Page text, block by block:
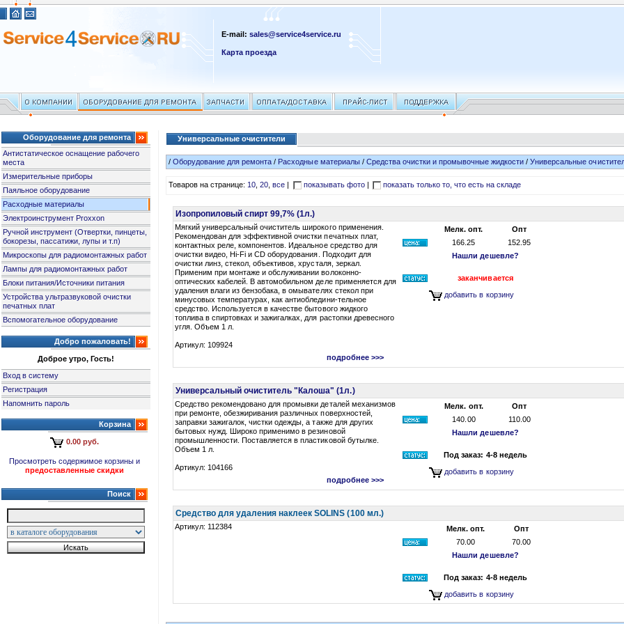
E-mail:sales@service4service.ru
Карта проезда
Оборудование для ремонта
Антистатическое оснащение рабочего
места
Измерительные приборы
Паяльное оборудование
Расходные материалы
Электроинструмент Proxxon
Ручной инструмент (Отвертки, пинцеты,
бокорезы, пассатижи, лупы и т.п)
Микроскопы для радиомонтажных работ
Лампы для радиомонтажных работ
Блоки питания/Источники питания
Устройства ультразвуковой очистки
печатных плат
Вспомогательное оборудование
Добро пожаловать!
Доброе утро, Гость!
Вход в систему
Регистрация
Напомнить пароль
Корзина
0.00 руб.
Просмотреть содержимое корзины и
предоставленные скидки
Поиск
Универсальные очистители
/Оборудование для ремонта / Расходные материалы/ Средства очистки и промывочные жидкости /Универсальные
Товаров на странице:10,20,все показывать фото| показать только то, что есть на складе
Изопропиловый спирт 99,7% (1л.)
Мягкий универсальный очиститель широкого применения.
Рекомендован для эффективной очистки печатных плат,
контактных реле, компонентов. Идеальное средство для
очистки видео, Hi-Fi и CD оборудования. Подходит для
очистки линз, стекол, объективов, хрусталя, зеркал.
Применим при монтаже и обслуживании волоконно-
оптических кабелей. В автомобильном деле применяется для
удаления влаги из бензобака, в омывателях стекол при
минусовых температурах, как антиобледини-тельное
средство. Используется в качестве бытового жидкого
топлива в спиртовках и зажигалках, для растопки древесного
угля. Объем 1 л.
Артикул: 109924
подробнее >>>
Мелк. опт.
Опт
166.25
152.95
Нашли дешевле?
заканчивается
добавить в корзину
Универсальный очиститель "Калоша" (1л.)
Средство рекомендовано для промывки деталей механизмов
при ремонте, обезжиривания различных поверхностей,
заправки зажигалок, чистки одежды, а также для других
бытовых нужд. Широко применимо в резиновой
промышленности. Поставляется в пластиковой бутылке.
Объем 1 л.
Артикул: 104166
подробнее >>>
Мелк. опт.
Опт
140.00
110.00
Нашли дешевле?
Под заказ: 4-8 недель
добавить в корзину
Средство для удаления наклеек SOLINS (100 мл.)
Артикул: 112384 Мелк. опт.
Опт
70.00
70.00
Нашли дешевле?
Под заказ: 4-8 недель
добавить в корзину